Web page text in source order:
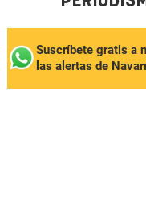
Suscríbete gratis a
las alertas de